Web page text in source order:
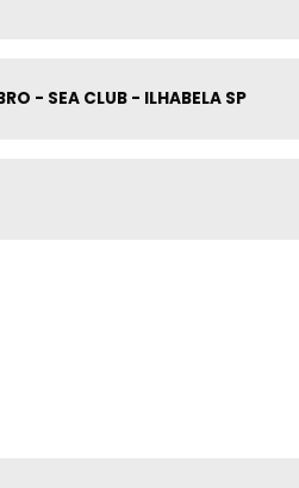
- SEA CLUB - ILHABELA SP